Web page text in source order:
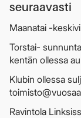
seuraavasti
Maanatai -
Torstai-
kentän ollessa
Klubin ollessa
Ravintola